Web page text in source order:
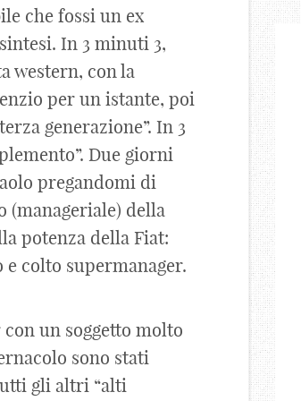
che fossi un ex
In 3 minuti 3,
western, con la
per un istante, poi
generazione”. In 3
Due giorni
pregandomi di
(manageriale) della
potenza della Fiat:
colto supermanager.
un soggetto molto
sono stati
gli altri “alti